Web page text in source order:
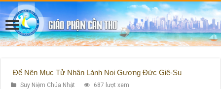
Để Nên Mục Tử Nhân Lành Noi Gương Đức Giê-Su
Suy Niệm Chúa Nhật 687 lượt xem